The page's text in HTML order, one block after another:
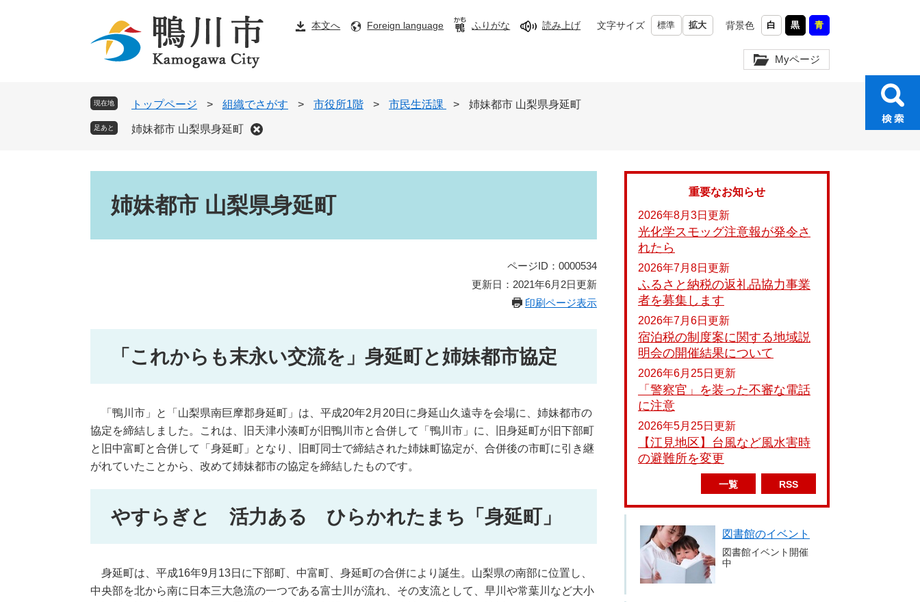
本文へ Foreign language ふりがな 読み上げ 文字サイズ 標準 拡大 背景色 白 黒 青
Myページ
現在地 トップページ > 組織でさがす > 市役所1階 > 市民生活課 > 姉妹都市 山梨県身延町
足あと 姉妹都市 山梨県身延町
姉妹都市 山梨県身延町
ページID：0000534
更新日：2021年6月2日更新
印刷ページ表示
「これからも末永い交流を」身延町と姉妹都市協定
「鴨川市」と「山梨県南巨摩郡身延町」は、平成20年2月20日に身延山久遠寺を会場に、姉妹都市の
協定を締結しました。これは、旧天津小湊町が旧鴨川市と合併して「鴨川市」に、旧身延町が旧下部町
と旧中富町と合併して「身延町」となり、旧町同士で締結された姉妹町協定が、合併後の市町に引き継
がれていたことから、改めて姉妹都市の協定を締結したものです。
やすらぎと 活力ある ひらかれたまち「身延町」
身延町は、平成16年9月13日に下部町、中富町、身延町の合併により誕生。山梨県の南部に位置し、
中央部を北から南に日本三大急流の一つである富士川が流れ、その支流として、早川や常葉川など大小
重要なお知らせ
2026年8月3日更新
光化学スモッグ注意報が発令さ
れたら
2026年7月8日更新
ふるさと納税の返礼品協力事業
者を募集します
2026年7月6日更新
宿泊税の制度案に関する地域説
明会の開催結果について
2026年6月25日更新
「警察官」を装った不審な電話
に注意
2026年5月25日更新
【江見地区】台風など風水害時
の避難所を変更
一覧 RSS
図書館のイベント
図書館イベント開催
中